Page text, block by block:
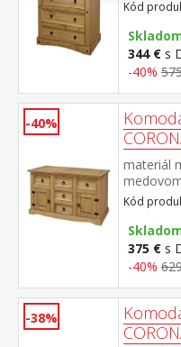
Kód
344 € s
-40%
-40%
materiál
kovové
Corona
Kód
375 € s
-40%
-38%